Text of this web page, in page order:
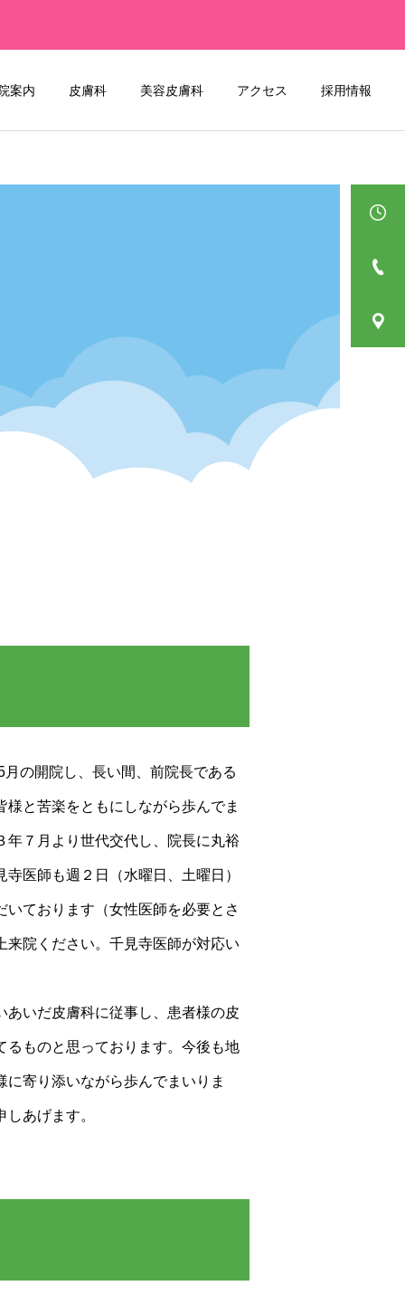
案内 皮膚科 美容皮膚科 アクセス 採用情報
の開院し、長い間、前院長である
と苦楽をともにしながら歩んでま
年７月より世代交代し、院長に丸裕
医師も週２日（水曜日、土曜日）
いております（女性医師を必要とさ
来院ください。千見寺医師が対応い
あいだ皮膚科に従事し、患者様の皮
るものと思っております。今後も地
寄り添いながら歩んでまいりま
あげます。